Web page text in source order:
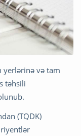
yerlərinə və tam
təhsili
(TQDK)